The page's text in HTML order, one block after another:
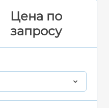
Цена по
запросу